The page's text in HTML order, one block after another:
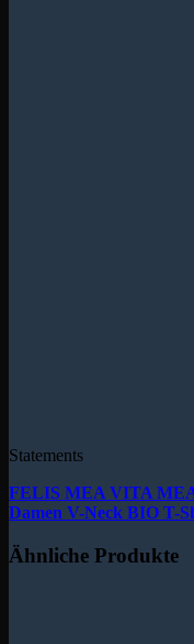
Statements
FELIS MEA VITA MEA
Damen V-Neck BIO T-
Ähnliche Produkte